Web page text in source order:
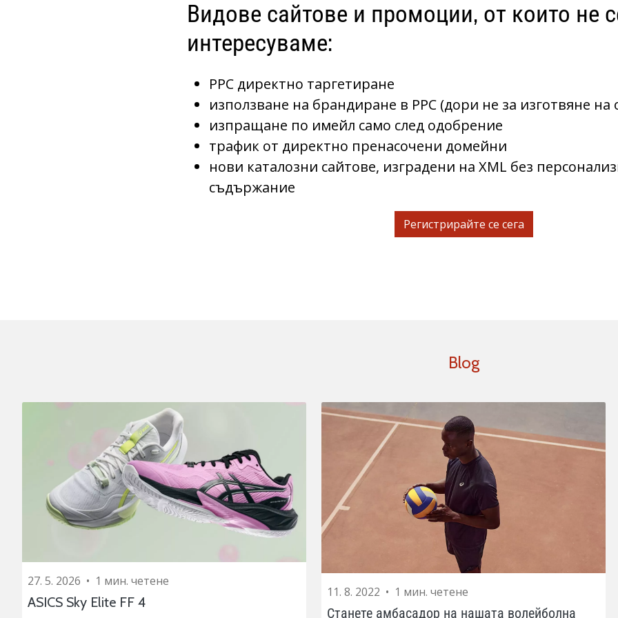
Видове сайтове и промоции, от които не
интересуваме:
PPC директнo таргетиранe
използване на брандиране в PPC (дори не за изготвяне на
изпращане по имейл само след одобрение
трафик от директно пренасочени домейни
нови каталозни сайтове, изградени на XML без
съдържание
Регистрирайте се сега
Blog
27. 5. 2026 • 1 мин. четене
ASICS Sky Elite FF 4
11. 8. 2022 • 1 мин. четене
Станете амбасадор на нашата волейболна